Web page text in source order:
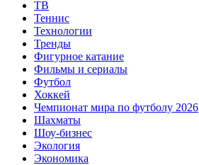
ТВ
Теннис
Технологии
Тренды
Фигурное катание
Фильмы и сериалы
Футбол
Хоккей
Чемпионат мира по футболу 2026
Шахматы
Шоу-бизнес
Экология
Экономика